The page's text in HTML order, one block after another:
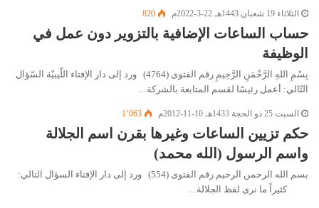
الثلاثاء 19 شعبان 1443هـ 22-3-2022م 820
حساب الساعات الإضافية بالتزوير دون عمل في
الوظيفة
بِسْمِ اللهِ الرَّحْمَنِ الرَّحِيمِ رقم الفتوى (4764) ورد إلى دار الإفتاء اللّيبيّة السّؤال
التّالي: أعمل رئيسًا لقسم المتابعة بالشركة…
السبت 25 ذو الحجة 1433هـ 10-11-2012م 1٬063
حكم تزيين الساعات وغيرها بقرن اسم الجلالة
واسم الرسول (الله محمد)
بسم الله الرحمن الرحيم رقم الفتوى (554) ورد إلى دار الإفتاء السؤال التالي:
كثيراً ما نرى لفظ الجلالة…